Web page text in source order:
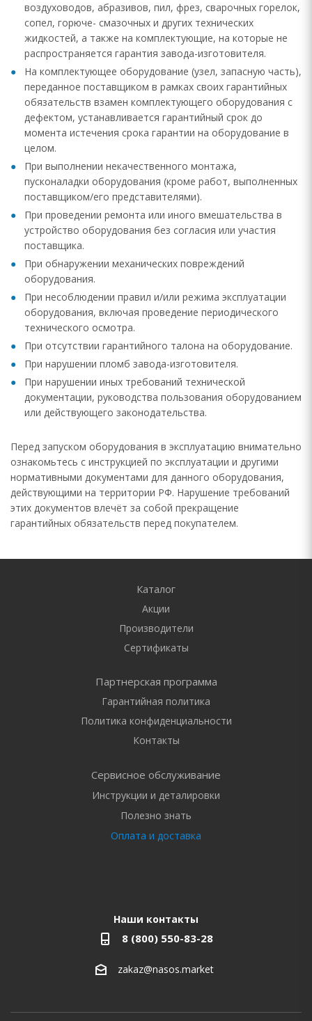
воздуховодов, абразивов, пил, фрез, сварочных горелок,
сопел, горюче- смазочных и других технических
жидкостей, а также на комплектующие, на которые не
распространяется гарантия завода-изготовителя.
На комплектующее оборудование (узел, запасную часть),
переданное поставщиком в рамках своих гарантийных
обязательств взамен комплектующего оборудования с
дефектом, устанавливается гарантийный срок до
момента истечения срока гарантии на оборудование в
целом.
При выполнении некачественного монтажа,
пусконаладки оборудования (кроме работ, выполненных
поставщиком/его представителями).
При проведении ремонта или иного вмешательства в
устройство оборудования без согласия или участия
поставщика.
При обнаружении механических повреждений
оборудования.
При несоблюдении правил и/или режима эксплуатации
оборудования, включая проведение периодического
технического осмотра.
При отсутствии гарантийного талона на оборудование.
При нарушении пломб завода-изготовителя.
При нарушении иных требований технической
документации, руководства пользования оборудованием
или действующего законодательства.
Перед запуском оборудования в эксплуатацию внимательно
ознакомьтесь с инструкцией по эксплуатации и другими
нормативными документами для данного оборудования,
действующими на территории РФ. Нарушение требований
этих документов влечёт за собой прекращение
гарантийных обязательств перед покупателем.
Каталог
Акции
Производители
Сертификаты
Партнерская программа
Гарантийная политика
Политика конфиденциальности
Контакты
Сервисное обслуживание
Инструкции и деталировки
Полезно знать
Оплата и доставка
Наши контакты
8 (800) 550-83-28
zakaz@nasos.market